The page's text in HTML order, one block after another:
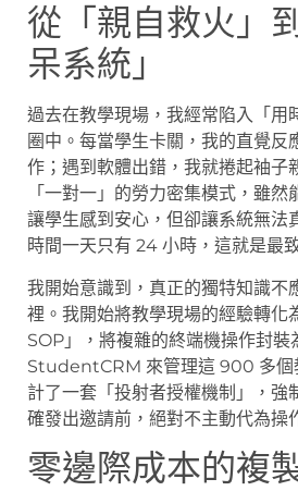
從「親自救火」
呆系統」
過去在教學現場，我經常陷入「用
圈中。每當學生卡關，我的直覺反
作；遇到軟體出錯，我就捲起袖
「一對一」的勞力密集模式，雖
讓學生感到安心，但卻讓系統無法
時間一天只有 24 小時，這就是最
我開始意識到，真正的獨特知識不
裡。我開始將教學現場的經驗轉化
SOP」，將複雜的終端機操作封裝
StudentCRM 來管理這 900 多個
計了一套「投射者授權機制」，強
確發出邀請前，絕對不主動代為操
零邊際成本的複